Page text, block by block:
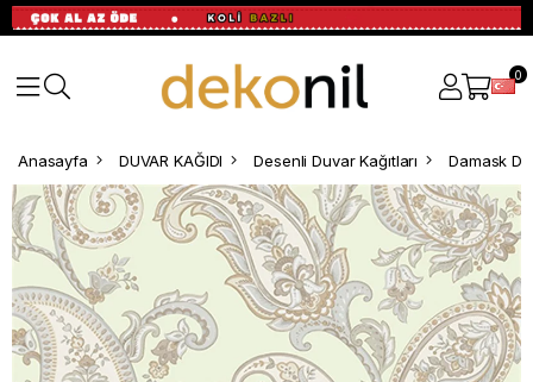
0
Anasayfa DUVAR KAĞIDI Desenli Duvar Kağıtları Damask